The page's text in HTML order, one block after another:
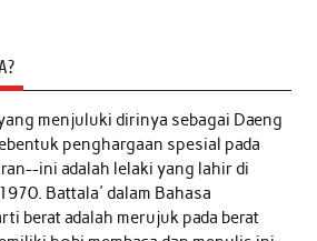
menjuluki dirinya sebagai Daeng
penghargaan spesial pada
ini adalah lelaki yang lahir di
Battala' dalam Bahasa
berat adalah merujuk pada berat